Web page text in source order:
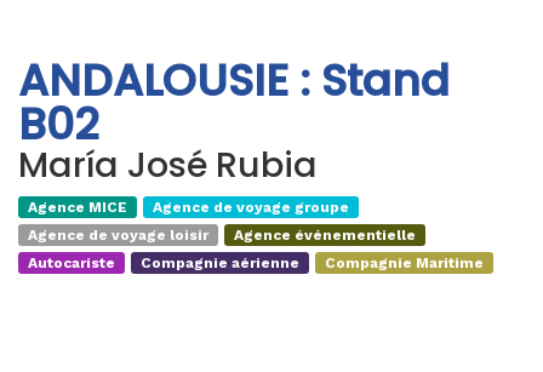
ANDALOUSIE : Stand
B02
María José Rubia
Agence MICE
Agence de voyage groupe
Agence de voyage loisir
Agence événementielle
Autocariste
Compagnie aérienne Compagnie Maritime